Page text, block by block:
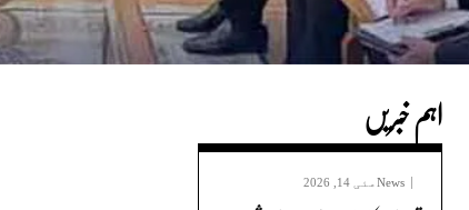
اہم خبریں
News مئی 14, 2026